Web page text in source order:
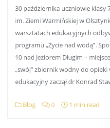
30 października uczniowie klasy
im. Ziemi Warmińskiej w
warsztatach edukacyjnych
programu „Życie nad wodą”.
10 nad Jeziorem Długim –
„swój” zbiornik wodny do
edukacyjny zaczął dr Konrad
Blog 0 1 min read